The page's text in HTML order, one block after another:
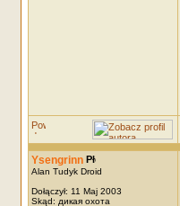
Ysengrinn
Alan Tudyk Droid
Dołączył: 11 Maj 2003
Skąd: дикая охота